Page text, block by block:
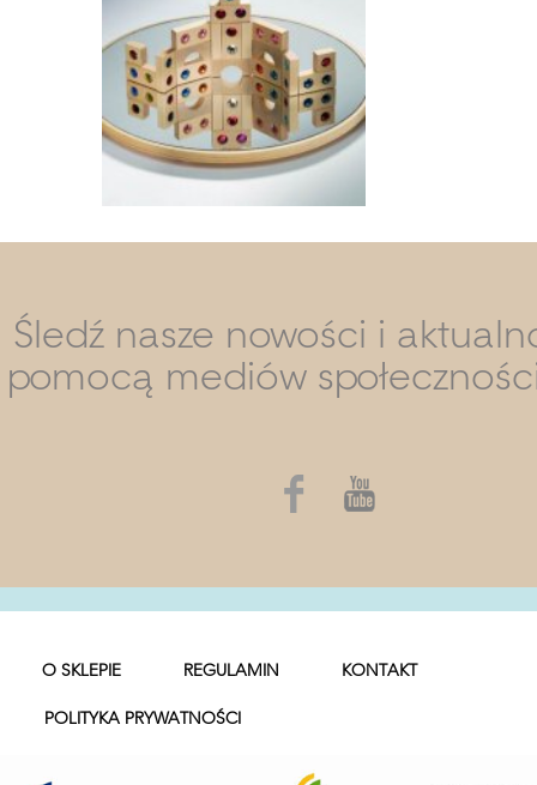
Śledź nasze nowości i
pomocą mediów
O SKLEPIE REGULAMIN KONTAKT
POLITYKA PRYWATNOŚCI